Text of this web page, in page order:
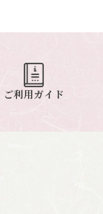
ご利用ガイド